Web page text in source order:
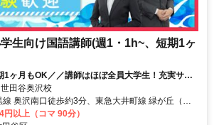
生向け国語講師(週1・1h~、短期1ヶ
1ヶ月もOK／／講師はほぼ全員大学生！充実サポ
心◎面接履歴書不要
田谷奥沢校
奥沢南口徒歩約3分、東急大井町線 緑が丘（東
分、東急大井町線 自由が丘（東京都）南口徒歩約
以上（コマ 90分）